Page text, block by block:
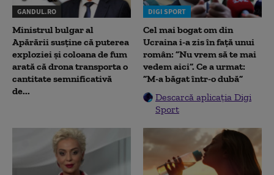
GANDUL.RO
Ministrul bulgar al
Apărării susține că puterea
exploziei și coloana de fum
arată că drona transporta o
cantitate semnificativă
de...
DIGI SPORT
Cel mai bogat om din
Ucraina i-a zis în față unui
român: ”Nu vrem să te mai
vedem aici”. Ce a urmat:
”M-a băgat într-o dubă”
Descarcă aplicația Digi
Sport